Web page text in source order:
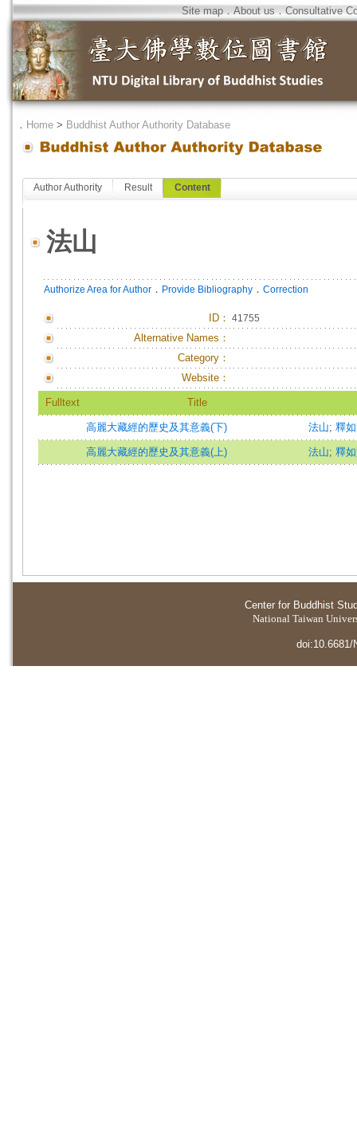
Site map．About us．Consultative
． Home > Buddhist Author Authority Database
Author Authority Result Content
法山
Authorize Area for Author ． Provide Bibliography ． Correction
ID ： 41755
Alternative Names：
Category：
Website：
Fulltext Title
高麗大藏經的歷史及其意義(下) 法山; 釋
高麗大藏經的歷史及其意義(上) 法山; 釋
Center for Buddhist
National Taiwan
doi:10.6681/